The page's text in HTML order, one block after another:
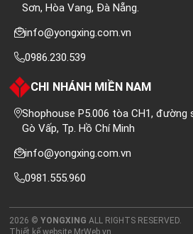
Sơn, Hòa Vang, Đà Nẵng.
info@yongxing.com.vn
0986.230.539
CHI NHÁNH MIỀN NAM
Shophouse P5.006 tòa CH1, đường
Gò Vấp, Tp. Hồ Chí Minh
info@yongxing.com.vn
0981.555.960
2026 ©YONGXING ALL RIGHTS RESERVED.
Thiết kế website MrWeb.vn